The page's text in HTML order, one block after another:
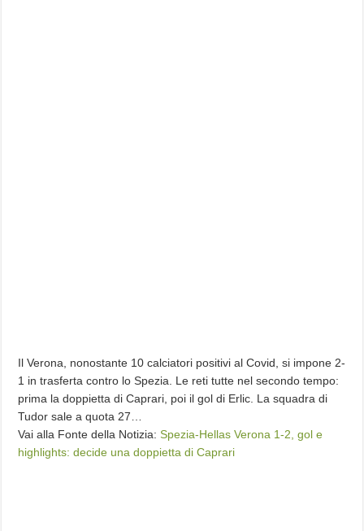
Il Verona, nonostante 10 calciatori positivi al Covid, si impone 2-
1 in trasferta contro lo Spezia. Le reti tutte nel secondo tempo:
prima la doppietta di Caprari, poi il gol di Erlic. La squadra di
Tudor sale a quota 27…
Vai alla Fonte della Notizia:Spezia-Hellas Verona 1-2, gol e
highlights: decide una doppietta di Caprari